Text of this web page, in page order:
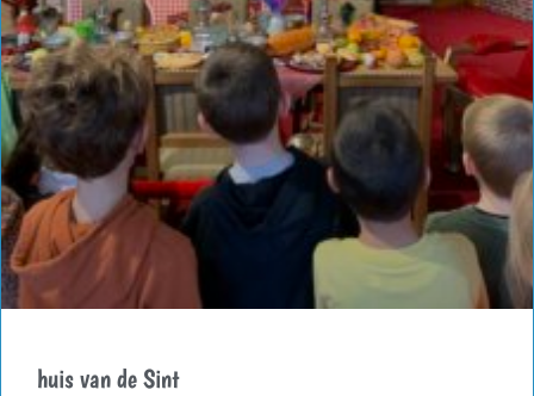
huis van de Sint